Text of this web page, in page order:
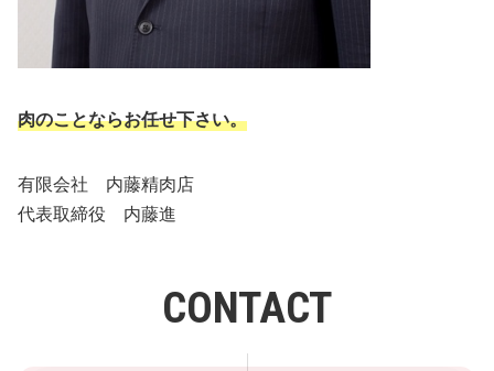
肉のことならお任せ下さい。
有限会社 内藤精肉店
代表取締役 内藤進
CONTACT